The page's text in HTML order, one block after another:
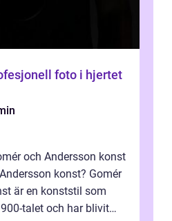
och Andersson konst
konst? Gomér
är en konststil som
talet och har blivit